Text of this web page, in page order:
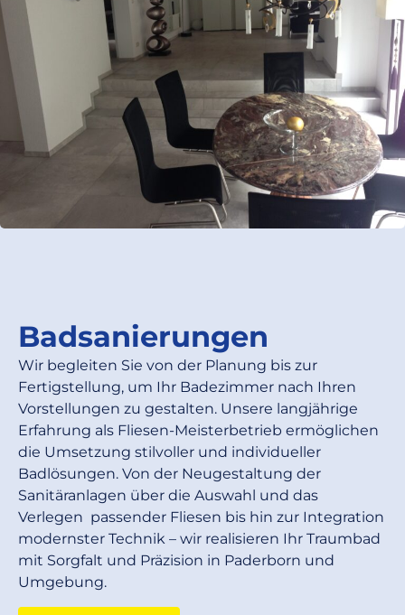
Badsanierungen
Wir begleiten Sie von der Planung bis zur
Fertigstellung, um Ihr Badezimmer nach Ihren
Vorstellungen zu gestalten. Unsere langjährige
Erfahrung als Fliesen-Meisterbetrieb ermöglichen
die Umsetzung stilvoller und individueller
Badlösungen. Von der Neugestaltung der
Sanitäranlagen über die Auswahl und das
Verlegen passender Fliesen bis hin zur Integration
modernster Technik – wir realisieren Ihr Traumbad
mit Sorgfalt und Präzision in Paderborn und
Umgebung.